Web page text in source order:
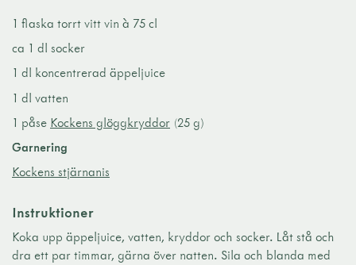
1 flaska torrt vitt vin à 75 cl
ca 1 dl socker
1 dl koncentrerad äppeljuice
1 dl vatten
1 påse Kockens glöggkryddor (25 g)
Garnering
Kockens stjärnanis
Instruktioner
Koka upp äppeljuice, vatten, kryddor och socker. Låt stå och
dra ett par timmar, gärna över natten. Sila och blanda med